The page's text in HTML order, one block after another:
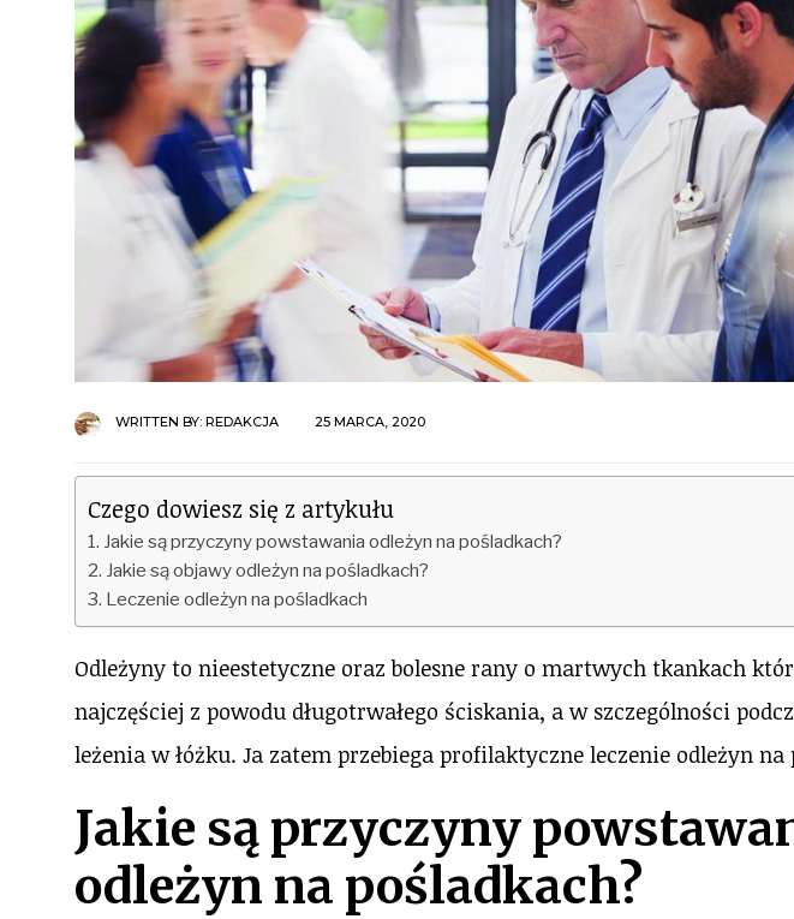
WRITTEN BY: REDAKCJA 25 MARCA, 2020
Czego dowiesz się z artykułu
Jakie są przyczyny powstawania odleżyn na pośladkach?
Jakie są objawy odleżyn na pośladkach?
Leczenie odleżyn na pośladkach
Odleżyny to nieestetyczne oraz bolesne rany o martwych tkankach
najczęściej z powodu długotrwałego ściskania, a w szczególności
leżenia w łóżku. Ja zatem przebiega profilaktyczne leczenie odleżyn na
Jakie są przyczyny
odleżyn na pośladkach?